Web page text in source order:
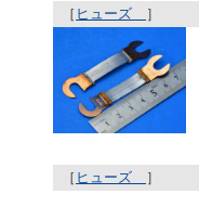
［ ヒューズ
］
［ ヒューズ ］